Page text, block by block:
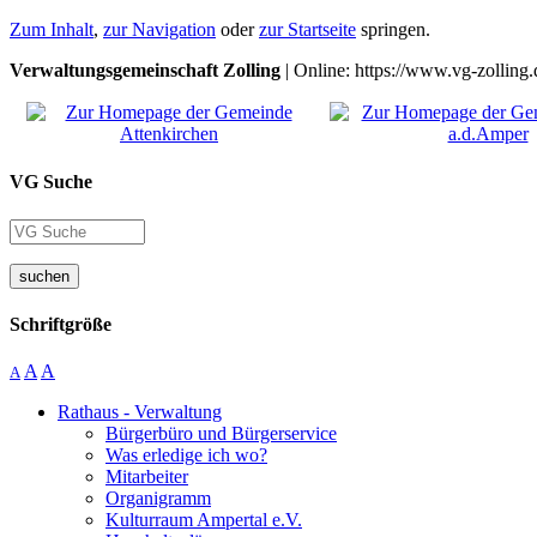
Zum Inhalt, zur Navigation oderzur Startseite springen.
Verwaltungsgemeinschaft Zolling | Online: https://www.vg-
VG Suche
suchen
Schriftgröße
A A A
Rathaus - Verwaltung
Bürgerbüro und Bürgerservice
Was erledige ich wo?
Mitarbeiter
Organigramm
Kulturraum Ampertal e.V.